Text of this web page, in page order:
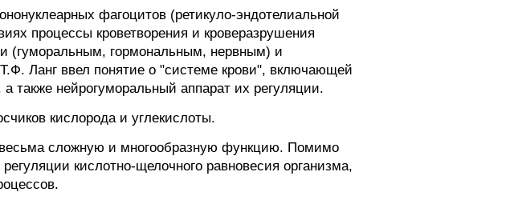
фагоцитов (ретикуло-эндотелиальной
процессы кроветворения и кроверазрушения
(гуморальным, гормональным, нервным) и
Ланг ввел понятие о "системе крови", включающей
также нейрогуморальный аппарат их регуляции.
кислорода и углекислоты.
сложную и многообразную функцию. Помимо
кислотно-щелочного равновесия организма,